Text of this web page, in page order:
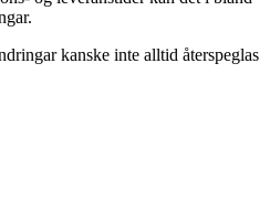
kanske inte alltid återspeglas